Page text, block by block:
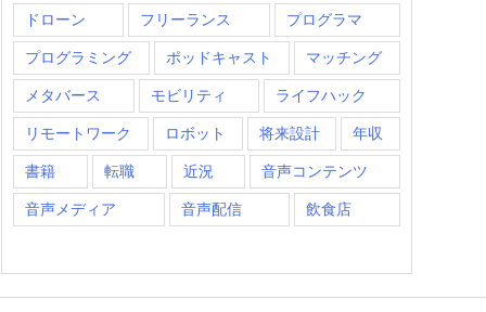
ドローン フリーランス プログラマ
プログラミング ポッドキャスト マッチング
メタバース モビリティ ライフハック
リモートワーク ロボット 将来設計 年収
書籍 転職 近況 音声コンテンツ
音声メディア 音声配信 飲食店